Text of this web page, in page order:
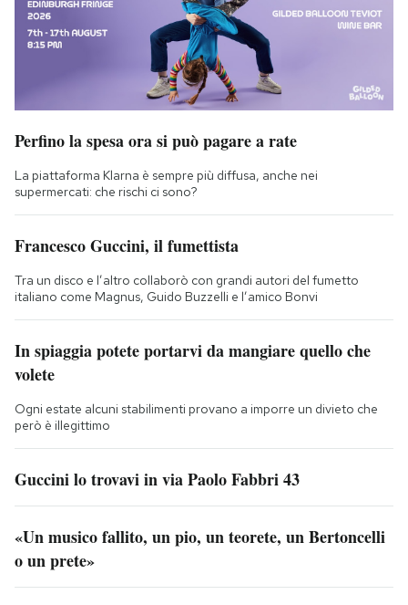
Perfino la spesa ora si può pagare a rate
La piattaforma Klarna è sempre più diffusa, anche nei
supermercati: che rischi ci sono?
Francesco Guccini, il fumettista
Tra un disco e l’altro collaborò con grandi autori del fumetto
italiano come Magnus, Guido Buzzelli e l’amico Bonvi
In spiaggia potete portarvi da mangiare quello che
volete
Ogni estate alcuni stabilimenti provano a imporre un divieto che
però è illegittimo
Guccini lo trovavi in via Paolo Fabbri 43
«Un musico fallito, un pio, un teorete, un Bertoncelli
o un prete»